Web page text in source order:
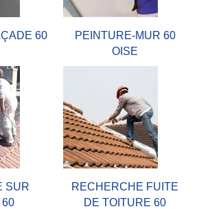
60
PEINTURE-MUR 60
OISE
SUR
60
RECHERCHE FUITE
DE TOITURE 60